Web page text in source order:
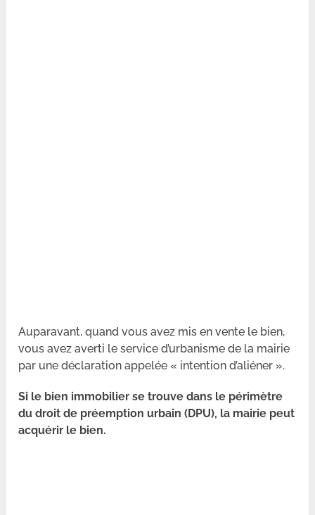
Auparavant, quand vous avez mis en vente le bien,
vous avez averti le service d’urbanisme de la mairie
par une déclaration appelée « intention d’aliéner ».
Si le bien immobilier se trouve dans le périmètre
du droit de préemption urbain (DPU), la mairie peut
acquérir le bien.